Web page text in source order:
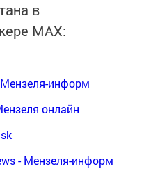
в
MАХ:
информ
онлайн
- Мензеля-информ